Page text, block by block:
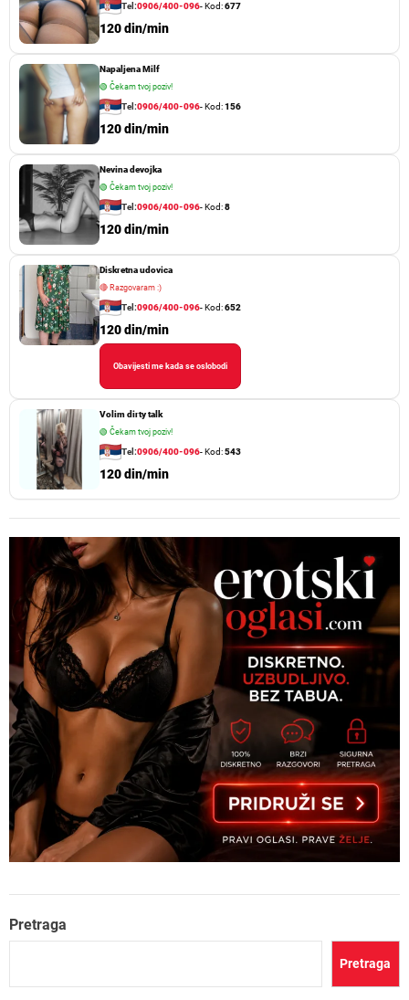
Tel:0906/400-096- Kod:677
120 din/min
Napaljena Milf
🟢 Čekam tvoj poziv!
Tel:0906/400-096- Kod:156
120 din/min
Nevina devojka
🟢 Čekam tvoj poziv!
Tel:0906/400-096- Kod:8
120 din/min
Diskretna udovica
🔴Razgovaram :)
Tel:0906/400-096- Kod:652
120 din/min
Obavijesti me kada se oslobodi
Volim dirty talk
🟢 Čekam tvoj poziv!
Tel:0906/400-096- Kod:543
120 din/min
Pretraga
Pretraga